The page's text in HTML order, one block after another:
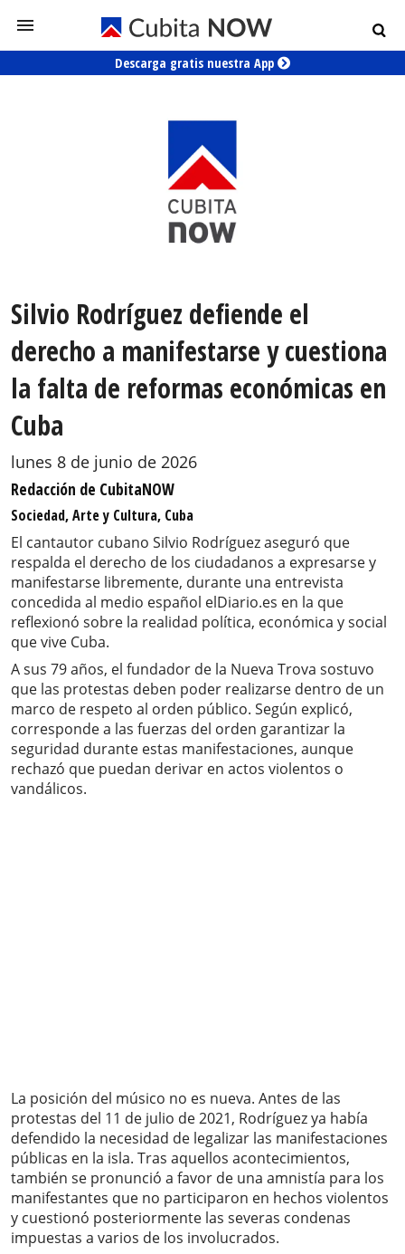
Descarga gratis nuestra App
Silvio Rodríguez defiende el
derecho a manifestarse y cuestiona
la falta de reformas económicas en
Cuba
lunes 8 de junio de 2026
Redacción de CubitaNOW
Sociedad, Arte y Cultura, Cuba
El cantautor cubano Silvio Rodríguez aseguró que
respalda el derecho de los ciudadanos a expresarse y
manifestarse libremente, durante una entrevista
concedida al medio español elDiario.es en la que
reflexionó sobre la realidad política, económica y social
que vive Cuba.
A sus 79 años, el fundador de la Nueva Trova sostuvo
que las protestas deben poder realizarse dentro de un
marco de respeto al orden público. Según explicó,
corresponde a las fuerzas del orden garantizar la
seguridad durante estas manifestaciones, aunque
rechazó que puedan derivar en actos violentos o
vandálicos.
La posición del músico no es nueva. Antes de las
protestas del 11 de julio de 2021, Rodríguez ya había
defendido la necesidad de legalizar las manifestaciones
públicas en la isla. Tras aquellos acontecimientos,
también se pronunció a favor de una amnistía para los
manifestantes que no participaron en hechos violentos
y cuestionó posteriormente las severas condenas
impuestas a varios de los involucrados.